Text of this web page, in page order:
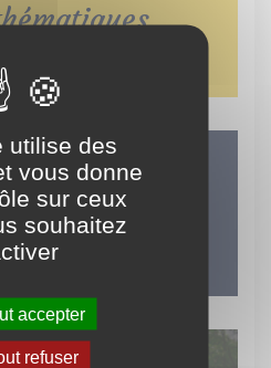
utilise des
vous donne
sur ceux
souhaitez
accepter
refuser